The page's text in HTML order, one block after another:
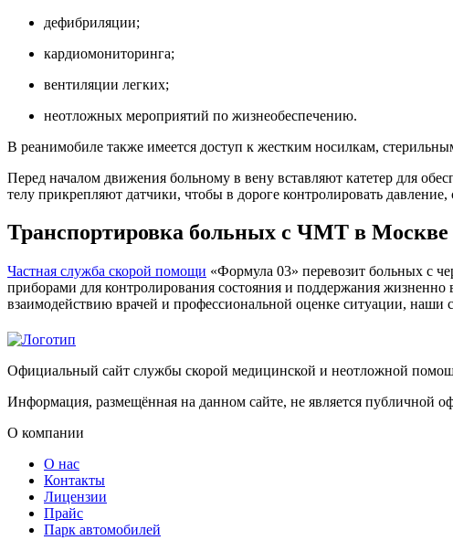
дефибриляции;
кардиомониторинга;
вентиляции легких;
неотложных мероприятий по жизнеобеспечению.
В реанимобиле также имеется доступ к жестким носилкам,
Перед началом движения больному в вену вставляют катетер для
телу прикрепляют датчики, чтобы в дороге контролировать
Транспортировка больных с ЧМТ в Москве
Частная служба скорой помощи «Формула 03» перевозит больных с
приборами для контролирования состояния и поддержания
взаимодействию врачей и профессиональной оценке ситуации,
Официальный сайт службы скорой медицинской и неотложной
Информация, размещённая на данном сайте, не является публичной
О компании
О нас
Контакты
Лицензии
Прайс
Парк автомобилей